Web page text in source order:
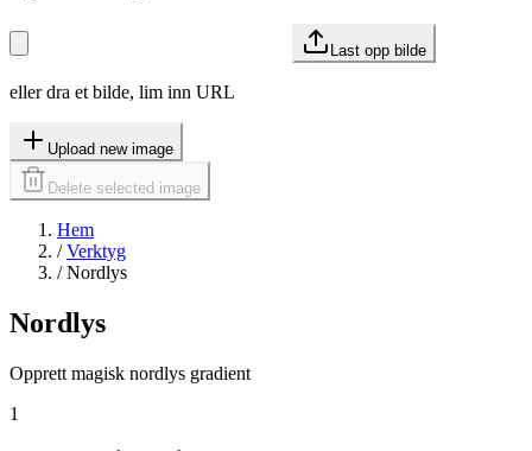
Last opp bilde
eller dra et bilde, lim inn URL
Upload new image
Delete selected image
Hem
/ Verktyg
/ Nordlys
Nordlys
Opprett magisk nordlys gradient
1